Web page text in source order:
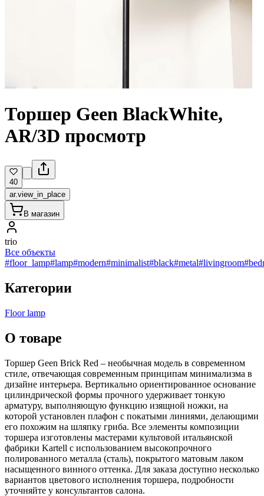
Торшер Geen BlackWhite,
AR/3D просмотр
40
ar.view_in_place
В магазин
trio
Все объекты
#floor_lamp#lamp#modern#minimalist#black#metal#livingroom
Категории
Floor lamp
О товаре
Торшер Geen Brick Red – необычная модель в современном
стиле, отвечающая современным принципам минимализма в
дизайне интерьера. Вертикально ориентированное основание
цилиндрической формы прочного удерживает тонкую
арматуру, выполняющую функцию изящной ножки, на
которой установлен плафон с покатыми линиями, делающими
его похожим на шляпку гриба. Все элементы композиции
торшера изготовлены мастерами культовой итальянской
фабрики Kartell с использованием высокопрочного
полированного металла (сталь), покрытого матовым лаком
насыщенного винного оттенка. Для заказа доступно несколько
вариантов цветового исполнения торшера, подробности
уточняйте у консультантов салона.